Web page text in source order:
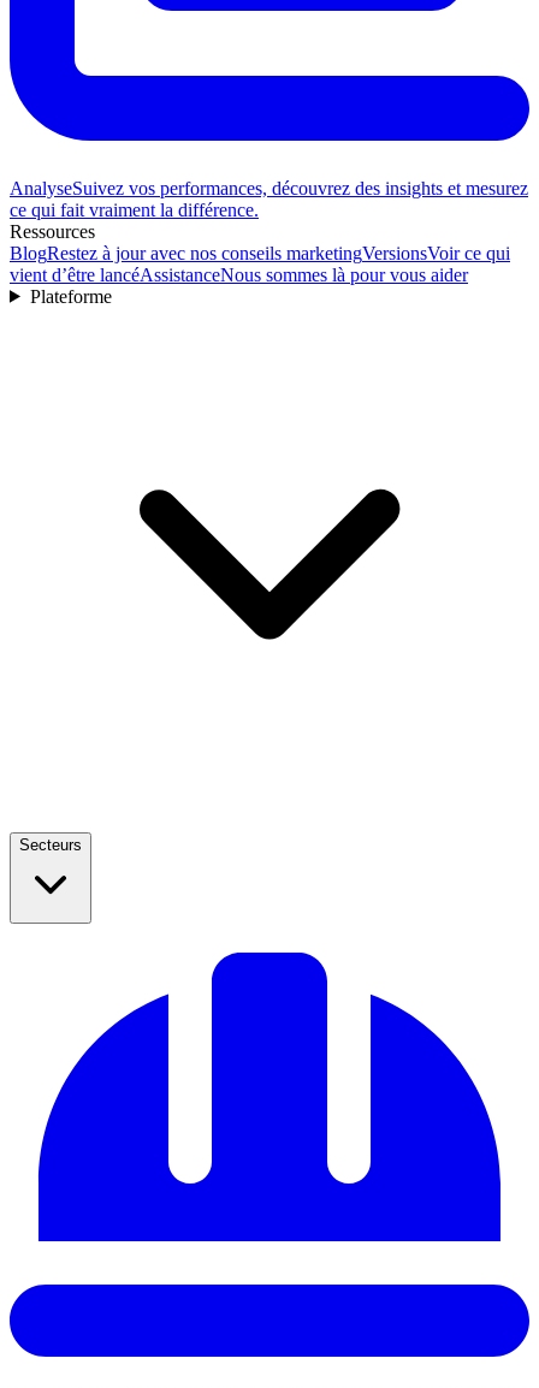
AnalyseSuivez vos performances, découvrez des insights et mesurez
ce qui fait vraiment la différence.
Ressources
BlogRestez à jour avec nos conseils marketingVersionsVoir ce qui
vient d’être lancéAssistanceNous sommes là pour vous aider
Plateforme
Secteurs